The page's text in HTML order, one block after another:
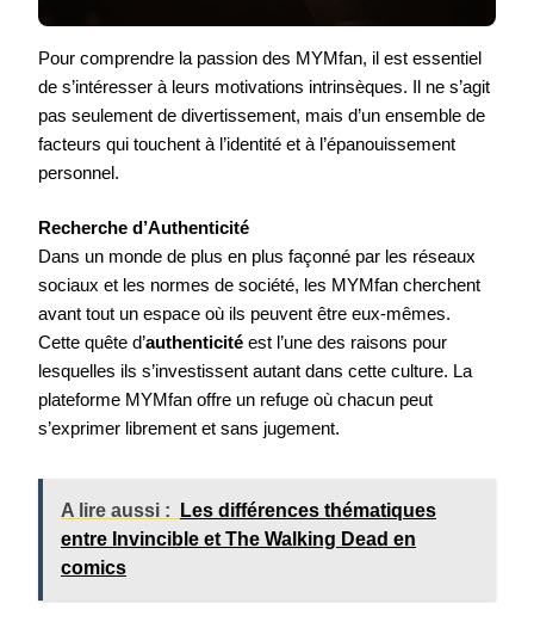
Pour comprendre la passion des MYMfan, il est essentiel
de s’intéresser à leurs motivations intrinsèques. Il ne s’agit
pas seulement de divertissement, mais d’un ensemble de
facteurs qui touchent à l’identité et à l’épanouissement
personnel.
Recherche d’Authenticité
Dans un monde de plus en plus façonné par les réseaux
sociaux et les normes de société, les MYMfan cherchent
avant tout un espace où ils peuvent être eux-mêmes.
Cette quête d’authenticité est l’une des raisons pour
lesquelles ils s’investissent autant dans cette culture. La
plateforme MYMfan offre un refuge où chacun peut
s’exprimer librement et sans jugement.
A lire aussi :
Les différences thématiques
entre Invincible et The Walking Dead en
comics